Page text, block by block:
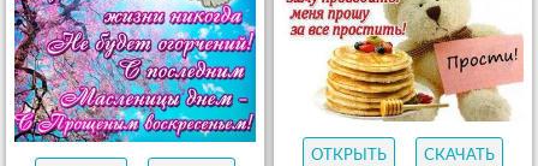
ОТКРЫТЬ СКАЧАТЬ